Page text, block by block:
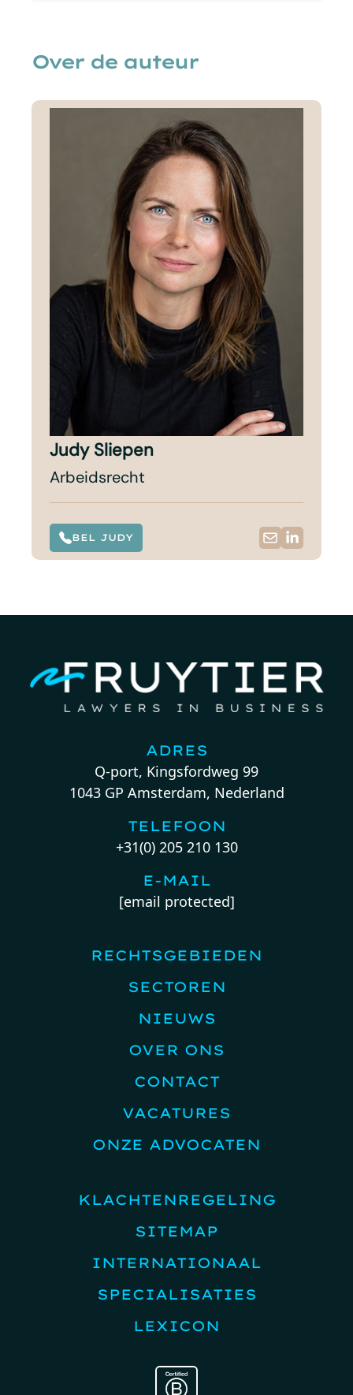
Over de auteur
Judy Sliepen
Arbeidsrecht
BEL JUDY
ADRES
Q-port, Kingsfordweg 99
1043 GP Amsterdam, Nederland
TELEFOON
+31(0) 205 210 130
E-MAIL
[email protected]
RECHTSGEBIEDEN
SECTOREN
NIEUWS
OVER ONS
CONTACT
VACATURES
ONZE ADVOCATEN
KLACHTENREGELING
SITEMAP
INTERNATIONAAL
SPECIALISATIES
LEXICON